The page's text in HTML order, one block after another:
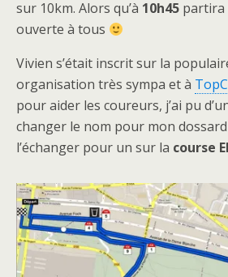
sur 10km. Alors qu’à 10h45 partira
ouverte à tous
Vivien s’était inscrit sur la
organisation très sympa et à
pour aider les coureurs, j’ai pu
changer le nom pour mon
l’échanger pour un sur la course